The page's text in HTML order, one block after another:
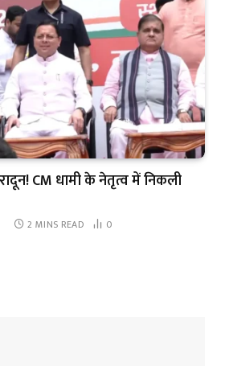
CM धामी के नेतृत्व में निकली
2 MINS READ 0